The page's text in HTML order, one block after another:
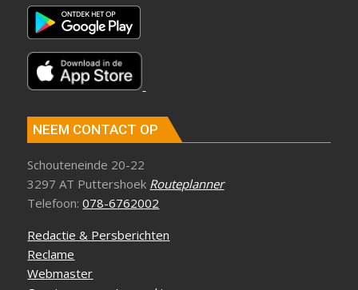
NEEM CONTACT OP
Schouteneinde 20-22
3297 AT Puttershoek Routeplanner
Telefoon:078-6762002
Redactie & Persberichten
Reclame
Webmaster